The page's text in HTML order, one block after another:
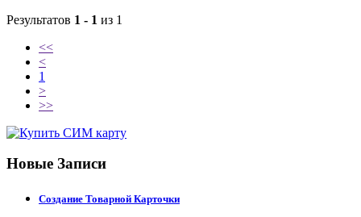
Результатов 1 - 1 из 1
<<
<
1
>
>>
Новые Записи
Создание Товарной Карточки